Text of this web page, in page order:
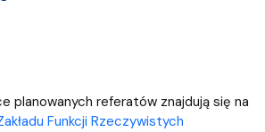
planowanych referatów znajdują się na
Funkcji Rzeczywistych